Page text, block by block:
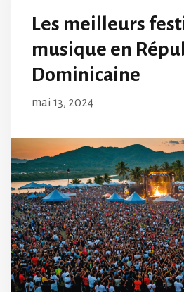
Les meilleurs
musique en
Dominicaine
mai 13, 2024